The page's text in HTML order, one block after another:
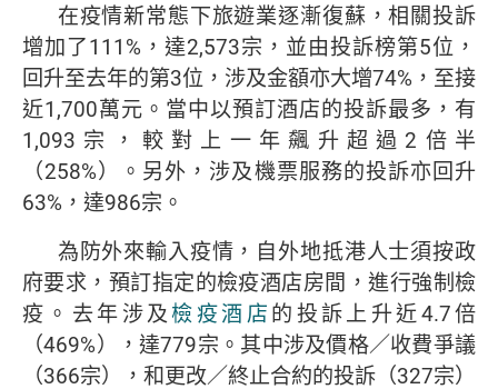
在疫情新常態下旅遊業逐漸復蘇，相關投訴
增加了111%，達2,573宗，並由投訴榜第5位，
回升至去年的第3位，涉及金額亦大增74%，至接
近1,700萬元。當中以預訂酒店的投訴最多，有
1,093宗，較對上一年飆升超過2倍半
（258%）。另外，涉及機票服務的投訴亦回升
63%，達986宗。
為防外來輸入疫情，自外地抵港人士須按政
府要求，預訂指定的檢疫酒店房間，進行強制檢
疫。去年涉及檢疫酒店的投訴上升近4.7倍
（469%），達779宗。其中涉及價格／收費爭議
（366宗），和更改／終止合約的投訴（327宗）